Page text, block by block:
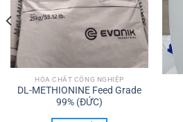
HÓA CHẤT CÔNG NGHIỆP
DL-METHIONINE Feed Grade
99% (ĐỨC)